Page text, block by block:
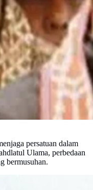
persatuan dalam
Ulama, perbedaan
bermusuhan.